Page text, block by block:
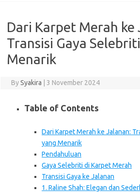
Dari Karpet Merah ke
Transisi Gaya
Menarik
BySyakira 3 November 2024
Table of Contents
Dari Karpet Merah ke Jalanan:
yang Menarik
Pendahuluan
Gaya Selebriti di Karpet Merah
Transisi Gaya ke Jalanan
1. Raline Shah: Elegan dan